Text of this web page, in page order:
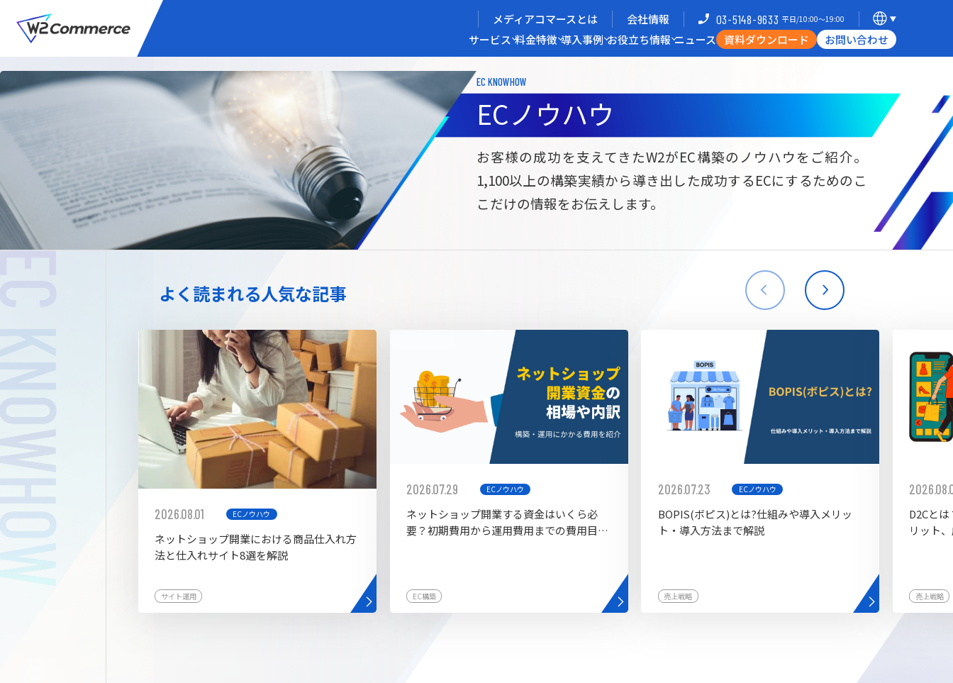
メディアコマースとは 会社情報 03-5148-9633 平日/10:00〜19:00
サービス 料金特徴 導入事例 お役立ち情報 ニュース 資料ダウンロード お問い合わせ
メディアコマースを実現する
サービス
BtoC向けECサイト構築
W2Commerce
Unified
サブスク/定期通販ECサイト構築
Commerce
BtoB向けECサイト構築
W2Commerce
海外進出・現地ECサイト構築
拡張プラグイン一覧 AIカスタマイズ開発 AI buddy
メディアコマースとは 選ばれる理由 開発力/支援体制
導入企業インタビュー
お役立ち資料
EC KNOWHOW
ECノウハウ
お客様の成功を支えてきたW2がEC構築のノウハウをご紹介。
1,100以上の構築実績から導き出した成功するECにするためのこ
こだけの情報をお伝えします。
よく読まれる人気な記事
2026.08.01 ECノウハウ
ネットショップ開業における商品仕入れ方
法と仕入れサイト8選を解説
サイト運用
2026.07.29 ECノウハウ
ネットショップ開業する資金はいくら必
要？初期費用から運用費用までの費用目安
EC構築
2026.07.23 ECノウハウ
BOPIS(ボピス)とは?仕組みや導入メリッ
ト・導入方法まで解説
売上戦略
D2Cと
リット
売上戦略